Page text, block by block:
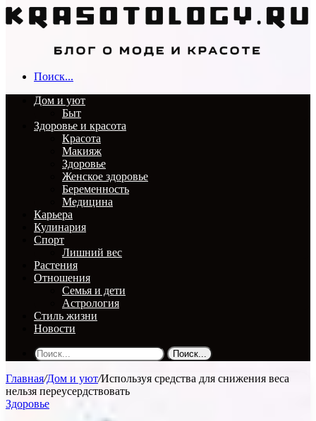
Поиск...
Дом и уют
Быт
Здоровье и красота
Красота
Макияж
Здоровье
Женское здоровье
Беременность
Медицина
Карьера
Кулинария
Спорт
Лишний вес
Растения
Отношения
Семья и дети
Астрология
Стиль жизни
Новости
Поиск...
Главная/Дом и уют/Используя средства для снижения веса
нельзя переусердствовать
Здоровье